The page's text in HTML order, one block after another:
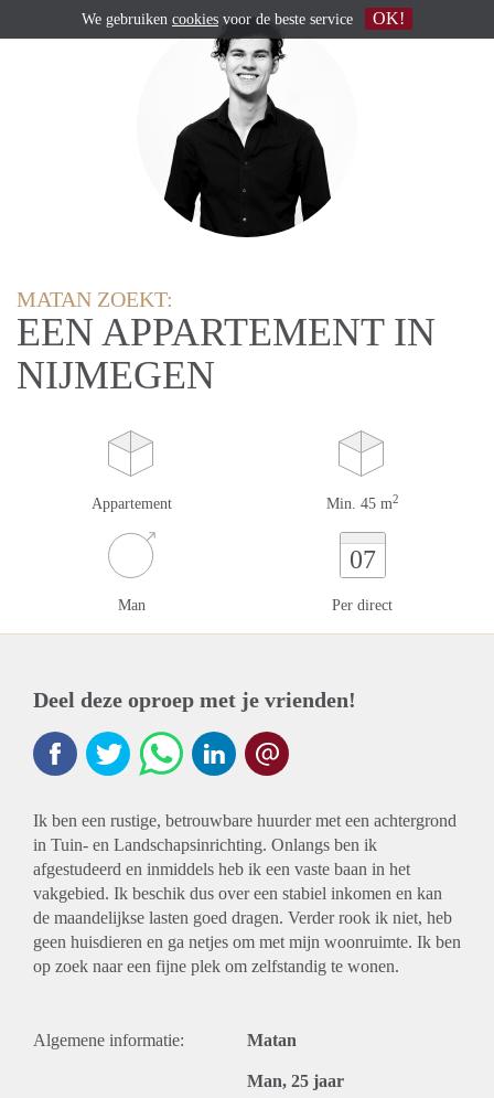
MATAN ZOEKT:
EEN APPARTEMENT IN
NIJMEGEN
Appartement Min. 45 m2
Man
07
Per direct
Deel deze oproep met je vrienden!
Ik ben een rustige, betrouwbare huurder met een achtergrond
in Tuin- en Landschapsinrichting. Onlangs ben ik
afgestudeerd en inmiddels heb ik een vaste baan in het
vakgebied. Ik beschik dus over een stabiel inkomen en kan
de maandelijkse lasten goed dragen. Verder rook ik niet, heb
geen huisdieren en ga netjes om met mijn woonruimte. Ik ben
op zoek naar een fijne plek om zelfstandig te wonen.
Algemene informatie: Matan
Man, 25 jaar
We gebruiken cookies voor de beste service OK!